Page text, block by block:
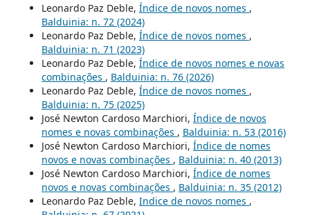
Leonardo Paz Deble, Índice de novos nomes ,
Balduinia: n. 72 (2024)
Leonardo Paz Deble, Índice de novos nomes ,
Balduinia: n. 71 (2023)
Leonardo Paz Deble, Índice de novos nomes e novas
combinações , Balduinia: n. 76 (2026)
Leonardo Paz Deble, Índice de novos nomes ,
Balduinia: n. 75 (2025)
José Newton Cardoso Marchiori, Índice de novos
nomes e novas combinações , Balduinia: n. 53 (2016)
José Newton Cardoso Marchiori, Índice de nomes
novos e novas combinações , Balduinia: n. 40 (2013)
José Newton Cardoso Marchiori, Índice de nomes
novos e novas combinações , Balduinia: n. 35 (2012)
Leonardo Paz Deble, Indice de novos nomes ,